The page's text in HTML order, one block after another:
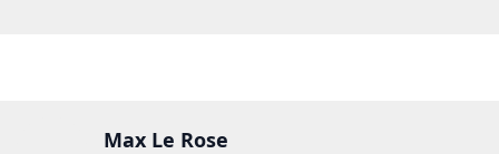
Max Le Rose